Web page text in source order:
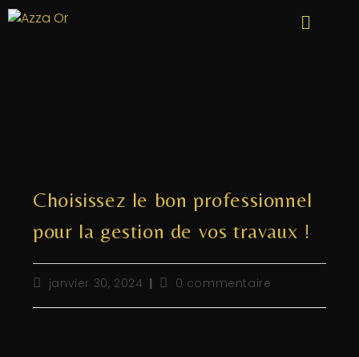
Choisissez le bon professionnel
pour la gestion de vos travaux !
janvier 30, 2024 0 commentaire